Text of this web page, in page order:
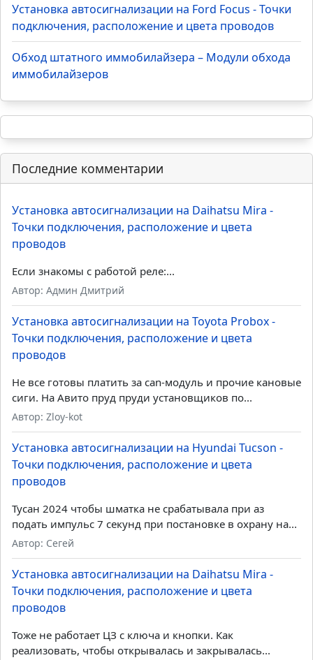
Установка автосигнализации на Ford Focus - Точки
подключения, расположение и цвета проводов
Обход штатного иммобилайзера – Модули обхода
иммобилайзеров
Последние комментарии
Установка автосигнализации на Daihatsu Mira -
Точки подключения, расположение и цвета
проводов
Если знакомы с работой реле:...
Автор: Админ Дмитрий
Установка автосигнализации на Toyota Probox -
Точки подключения, расположение и цвета
проводов
Не все готовы платить за can-модуль и прочие кановые
сиги. На Авито пруд пруди установщиков по...
Автор: Zloy-kot
Установка автосигнализации на Hyundai Tucson -
Точки подключения, расположение и цвета
проводов
Тусан 2024 чтобы шматка не срабатывала при аз
подать импульс 7 секунд при постановке в охрану на...
Автор: Сегей
Установка автосигнализации на Daihatsu Mira -
Точки подключения, расположение и цвета
проводов
Тоже не работает ЦЗ с ключа и кнопки. Как
реализовать, чтобы открывалась и закрывалась...